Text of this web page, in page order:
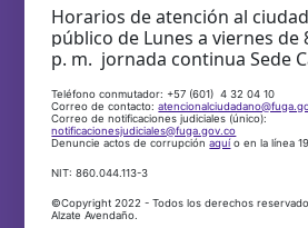
Horarios de atención al
público de Lunes a viernes de
p. m. jornada continua Sede
Teléfono conmutador: +57 (601) 4 32 04 10
Correo de contacto:
Correo de notificaciones judiciales (único):
notificacionesjudiciales@fuga.gov.co
Denuncie actos de corrupciónaquío en la línea
NIT: 860.044.113-3
©Copyright 2022 - Todos los derechos
Alzate Avendaño.